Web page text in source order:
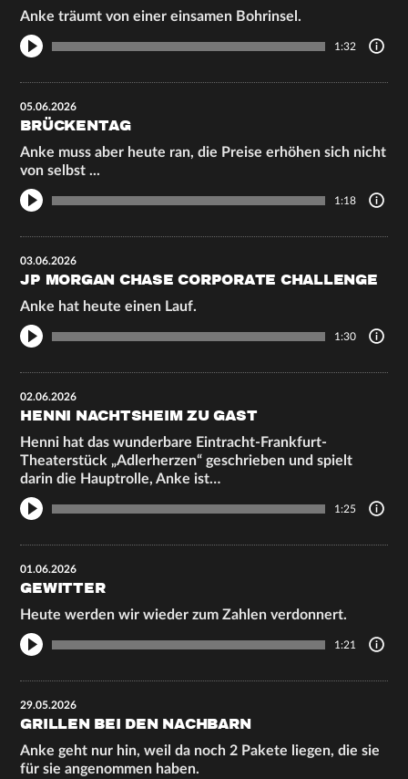
Anke träumt von einer einsamen Bohrinsel.
1:32
05.06.2026
BRÜCKENTAG
Anke muss aber heute ran, die Preise erhöhen sich nicht
von selbst ...
1:18
03.06.2026
JP MORGAN CHASE CORPORATE CHALLENGE
Anke hat heute einen Lauf.
1:30
02.06.2026
HENNI NACHTSHEIM ZU GAST
Henni hat das wunderbare Eintracht-Frankfurt-
Theaterstück „Adlerherzen“ geschrieben und spielt
darin die Hauptrolle, Anke ist…
1:25
01.06.2026
GEWITTER
Heute werden wir wieder zum Zahlen verdonnert.
1:21
29.05.2026
GRILLEN BEI DEN NACHBARN
Anke geht nur hin, weil da noch 2 Pakete liegen, die sie
für sie angenommen haben.